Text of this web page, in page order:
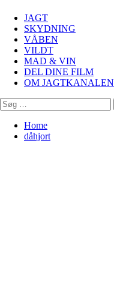
JAGT
SKYDNING
VÅBEN
VILDT
MAD & VIN
DEL DINE FILM
OM JAGTKANALEN
Søg
efter:
Home
dåhjort